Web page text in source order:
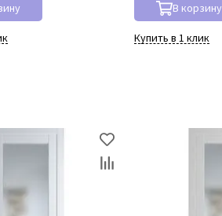
В корзину
Купить в 1 клик